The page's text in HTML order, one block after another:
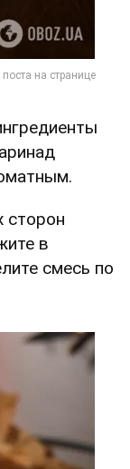
сторон
в
смесь по